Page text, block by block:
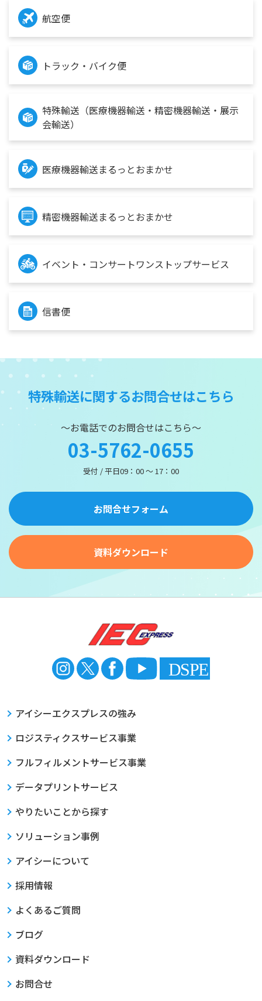
航空便
トラック・バイク便
特殊輸送（医療機器輸送・精密機器輸送・展示
会輸送）
医療機器輸送まるっとおまかせ
精密機器輸送まるっとおまかせ
イベント・コンサートワンストップサービス
信書便
特殊輸送に関するお問合せはこちら
～お電話でのお問合せはこちら～
03-5762-0655
受付 / 平日09：00 ～ 17：00
お問合せフォーム
資料ダウンロード
アイシーエクスプレスの強み
ロジスティクスサービス事業
フルフィルメントサービス事業
データプリントサービス
やりたいことから探す
ソリューション事例
アイシーについて
採用情報
よくあるご質問
ブログ
資料ダウンロード
お問合せ